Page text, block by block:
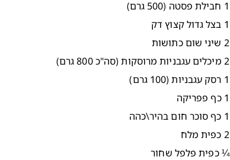
1 חבילת פסטה (500 גרם)
1 בצל גדול קצוץ דק
2 שיני שום כתושות
2 מיכלים עגבניות מרוסקות (סה"כ 800 גרם)
1 רסק עגבניות (100 גרם)
1 כף פפריקה
1 כף סוכר חום בהיר\כהה
2 כפית מלח
¼ כפית פלפל שחור